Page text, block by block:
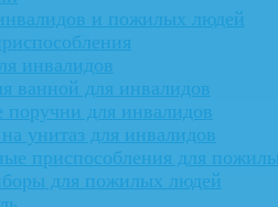
и пожилых людей
инвалидов
ванной для инвалидов
для инвалидов
унитаз для инвалидов
приспособления для
для пожилых людей